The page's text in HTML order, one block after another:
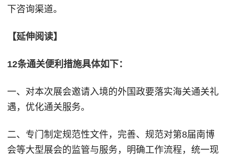
下咨询渠道。
【延伸阅读】
12条通关便利措施具体如下：
一、对本次展会邀请入境的外国政要落实海关通关礼
遇，优化通关服务。
二、专门制定规范性文件，完善、规范对第8届南博
会等大型展会的监管与服务，明确工作流程，统一现